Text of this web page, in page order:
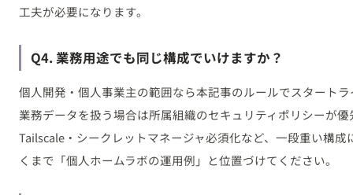
工夫が必要になります。
Q4. 業務用途でも同じ構成でいけますか？
個人開発・個人事業主の範囲なら本記事のルールでスタート
業務データを扱う場合は所属組織のセキュリティポリシーが
Tailscale・シークレットマネージャ必須化など、一段重い構
くまで「個人ホームラボの運用例」と位置づけてください。